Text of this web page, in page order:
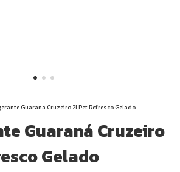
Guaraná Cruzeiro 2l Pet Refresco Gelado
Guaraná Cruzeiro
Gelado